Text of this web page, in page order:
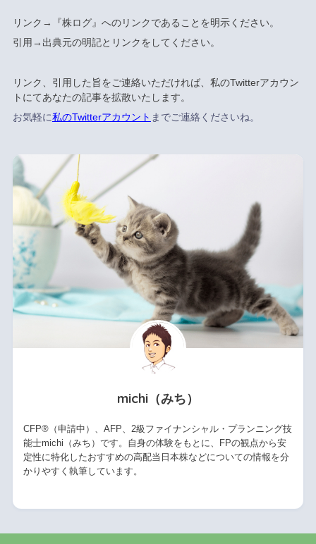
リンク→『株ログ』へのリンクであることを明示ください。
引用→出典元の明記とリンクをしてください。
リンク、引用した旨をご連絡いただければ、私のTwitterアカウン
トにてあなたの記事を拡散いたします。
お気軽に私のTwitterアカウント までご連絡くださいね。
michi（みち）
CFP®（申請中）、AFP、2級ファイナンシャル・プランニング技
能士michi（みち）です。自身の体験をもとに、FPの観点から安
定性に特化したおすすめの高配当日本株などについての情報を分
かりやすく執筆しています。